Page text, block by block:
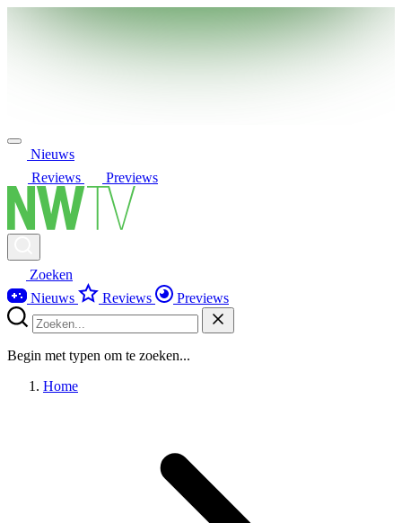
Nieuws
Reviews
Previews
Zoeken
Nieuws
Reviews Previews
Begin met typen om te zoeken...
Home